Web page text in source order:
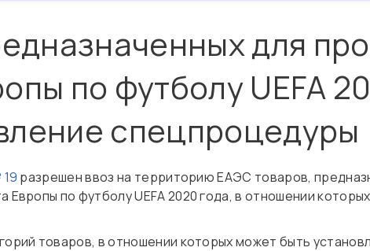
для
по футболу UEFA
спецпроцедуры
разрешен ввоз на территорию ЕАЭС товаров,
Европы по футболу UEFA 2020 года, в отношении
товаров, в отношении которых может быть